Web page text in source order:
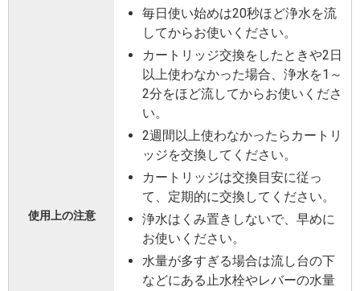
使用上の注意
毎日使い始めは20秒ほど浄水を流
してからお使いください。
カートリッジ交換をしたときや2日
以上使わなかった場合、浄水を1～
2分をほど流してからお使いくださ
い。
2週間以上使わなかったらカートリ
ッジを交換してください。
カートリッジは交換目安に従っ
て、定期的に交換してください。
浄水はくみ置きしないで、早めに
お使いください。
水量が多すぎる場合は流し台の下
などにある止水栓やレバーの水量